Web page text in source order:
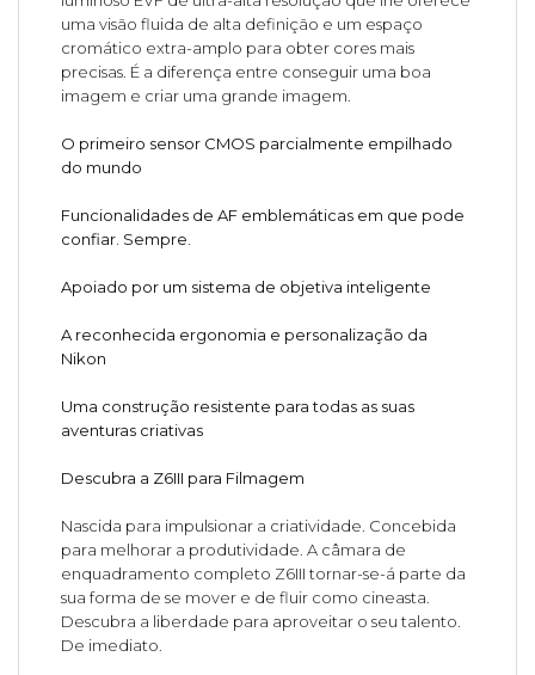
uma visão fluida de alta definição e um espaço
cromático extra-amplo para obter cores mais
precisas. É a diferença entre conseguir uma boa
imagem e criar uma grande imagem.
O primeiro sensor CMOS parcialmente empilhado
do mundo
Funcionalidades de AF emblemáticas em que pode
confiar. Sempre.
Apoiado por um sistema de objetiva inteligente
A reconhecida ergonomia e personalização da
Nikon
Uma construção resistente para todas as suas
aventuras criativas
Descubra a Z6III para Filmagem
Nascida para impulsionar a criatividade. Concebida
para melhorar a produtividade. A câmara de
enquadramento completo Z6III tornar-se-á parte da
sua forma de se mover e de fluir como cineasta.
Descubra a liberdade para aproveitar o seu talento.
De imediato.